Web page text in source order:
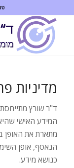
מֻפְעֶלֶת
בִּקְלִיק
הַמְּסַיַּעַת
לִנְגִישׁוּת
הָאֲתָר.
מדיניות
ד"ר שורץ
המידע האישי
מתארת את האופן
הנאסף, אופן
כנושא מידע.